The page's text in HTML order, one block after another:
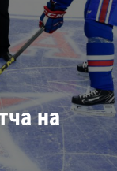
на